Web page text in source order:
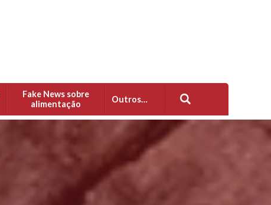
Fake News sobre
alimentação
Outros…